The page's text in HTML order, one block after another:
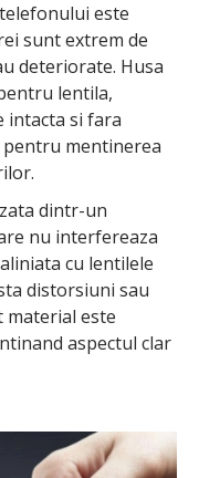
este
sunt extrem de
deteriorate. Husa
lentila,
intacta si fara
pentru mentinerea
dintr-un
nu interfereaza
cu lentilele
distorsiuni sau
material este
aspectul clar